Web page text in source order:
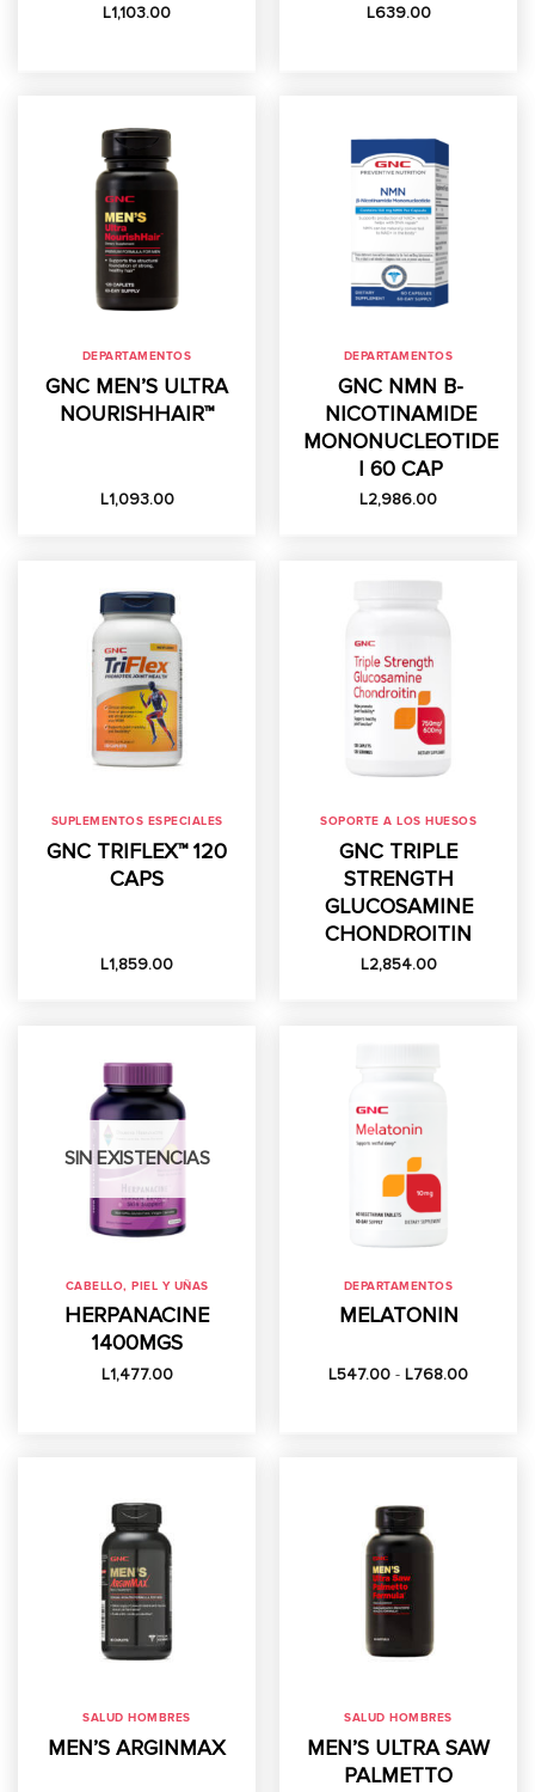
L1,103.00 L639.00
DEPARTAMENTOS
GNC MEN’S ULTRA
NOURISHHAIR™
L1,093.00
DEPARTAMENTOS
GNC NMN Β-
NICOTINAMIDE
MONONUCLEOTIDE
| 60 CAP
L2,986.00
SUPLEMENTOS ESPECIALES
GNC TRIFLEX™ 120
CAPS
L1,859.00
SOPORTE A LOS HUESOS
GNC TRIPLE
STRENGTH
GLUCOSAMINE
CHONDROITIN
L2,854.00
SIN EXISTENCIAS
CABELLO, PIEL Y UÑAS
HERPANACINE
1400MGS
L1,477.00
DEPARTAMENTOS
MELATONIN
L547.00 - L768.00Rango
SALUD HOMBRES
MEN’S ARGINMAX
SALUD HOMBRES
MEN’S ULTRA SAW
PALMETTO